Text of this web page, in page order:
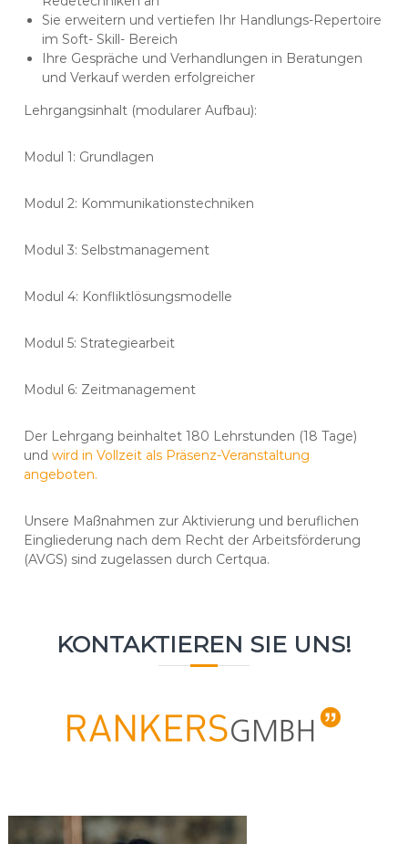
Sie erweitern und vertiefen Ihr Handlungs-Repertoire
im Soft- Skill- Bereich
Ihre Gespräche und Verhandlungen in Beratungen
und Verkauf werden erfolgreicher
Lehrgangsinhalt (modularer Aufbau):
Modul 1: Grundlagen
Modul 2: Kommunikationstechniken
Modul 3: Selbstmanagement
Modul 4: Konfliktlösungsmodelle
Modul 5: Strategiearbeit
Modul 6: Zeitmanagement
Der Lehrgang beinhaltet 180 Lehrstunden (18 Tage)
und wird in Vollzeit als Präsenz-Veranstaltung
angeboten.
Unsere Maßnahmen zur Aktivierung und beruflichen
Eingliederung nach dem Recht der Arbeitsförderung
(AVGS) sind zugelassen durch Certqua.
KONTAKTIEREN SIE UNS!